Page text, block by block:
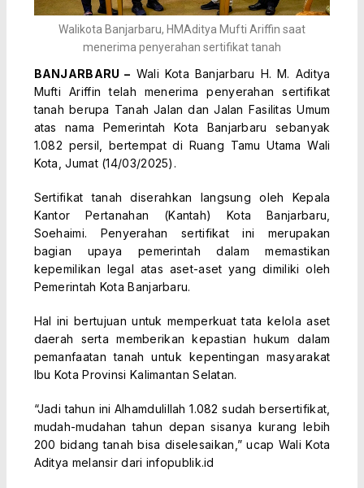
Walikota Banjarbaru, HMAditya Mufti Ariffin saat
menerima penyerahan sertifikat tanah
BANJARBARU – Wali Kota Banjarbaru H. M. Aditya
Mufti Ariffin telah menerima penyerahan sertifikat
tanah berupa Tanah Jalan dan Jalan Fasilitas Umum
atas nama Pemerintah Kota Banjarbaru sebanyak
1.082 persil, bertempat di Ruang Tamu Utama Wali
Kota, Jumat (14/03/2025).
Sertifikat tanah diserahkan langsung oleh Kepala
Kantor Pertanahan (Kantah) Kota Banjarbaru,
Soehaimi. Penyerahan sertifikat ini merupakan
bagian upaya pemerintah dalam memastikan
kepemilikan legal atas aset-aset yang dimiliki oleh
Pemerintah Kota Banjarbaru.
Hal ini bertujuan untuk memperkuat tata kelola aset
daerah serta memberikan kepastian hukum dalam
pemanfaatan tanah untuk kepentingan masyarakat
Ibu Kota Provinsi Kalimantan Selatan.
“Jadi tahun ini Alhamdulillah 1.082 sudah bersertifikat,
mudah-mudahan tahun depan sisanya kurang lebih
200 bidang tanah bisa diselesaikan,” ucap Wali Kota
Aditya melansir dari infopublik.id